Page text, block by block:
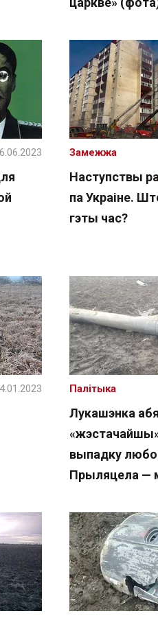
Наступствы
па Украіне.
гэты час?
Замежжа
Лукашэнка
выпадку
Прыляцела —
Палітыка